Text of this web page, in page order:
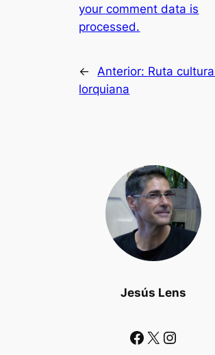
Jesús Lens
Facebook X Instagram
your comment data is
processed.
← Anterior: Ruta
lorquiana